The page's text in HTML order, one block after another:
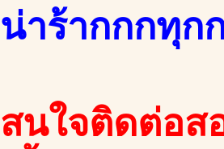
น่าร้ากกกทุก
สนใจติดต่อส